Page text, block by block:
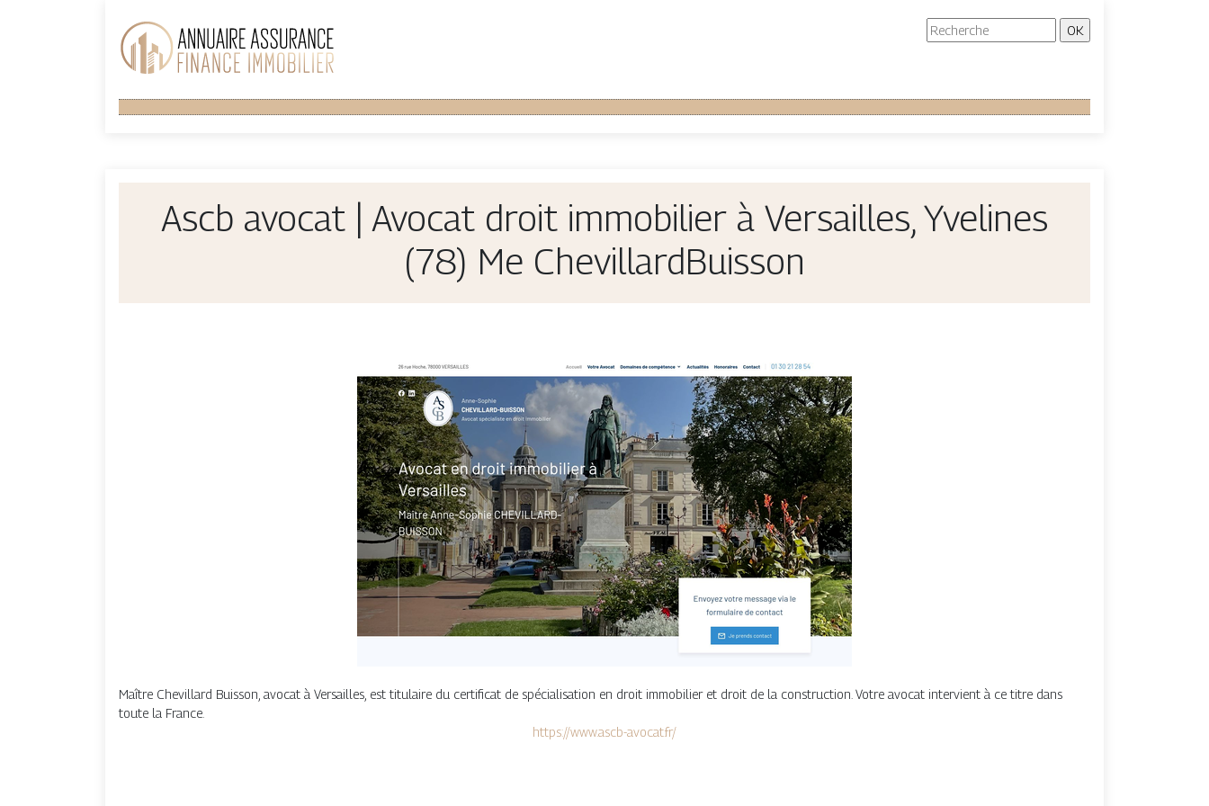
Ascb avocat | Avocat droit immobilier à Versailles, Yvelines
(78) Me ChevillardBuisson
Maître Chevillard Buisson, avocat à Versailles, est titulaire du certificat de spécialisation en droit immobilier et droit de la construction. Votre avocat intervient à ce titre dans
toute la France.
https://www.ascb-avocat.fr/